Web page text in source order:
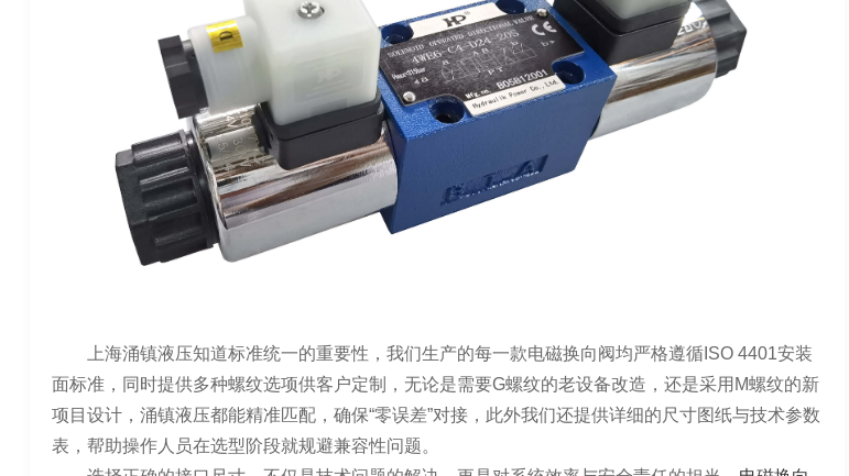
上海涌镇液压知道标准统一的重要性，我们生产的每一款电磁换向阀均严格遵循ISO 4401安装
面标准，同时提供多种螺纹选项供客户定制，无论是需要G螺纹的老设备改造，还是采用M螺纹的新
项目设计，涌镇液压都能精准匹配，确保“零误差”对接，此外我们还提供详细的尺寸图纸与技术参数
表，帮助操作人员在选型阶段就规避兼容性问题。